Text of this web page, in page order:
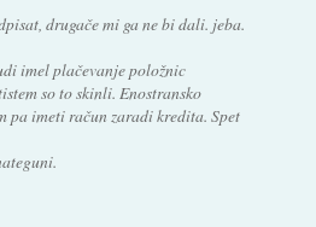
drugače mi ga ne bi dali. jeba.
imel plačevanje položnic
so to skinli. Enostransko
pa imeti račun zaradi kredita. Spet